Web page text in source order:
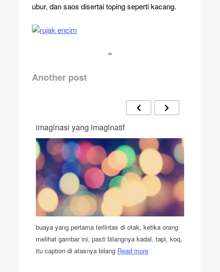
ubur, dan saos disertai toping seperti kacang.
~
Another post
imaginasi yang imaginatif
buaya yang pertama terlintas di otak, ketika orang
melihat gambar ini, pasti bilangnya kadal. tapi, koq,
itu caption di atasnya bilang Read more